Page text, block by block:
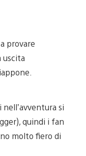
provare
uscita
si
quindi i fan
molto fiero di